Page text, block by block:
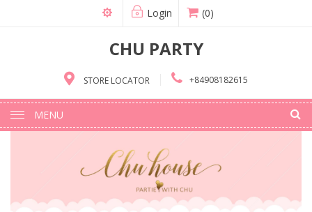
Login (0)
CHU PARTY
STORE LOCATOR +84908182615
MENU